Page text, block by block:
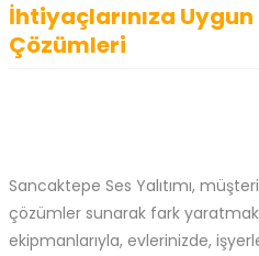
İhtiyaçlarınıza Uygun
Çözümleri
Sancaktepe Ses Yalıtımı,
çözümler sunarak fark
ekipmanlarıyla, evlerinizde,